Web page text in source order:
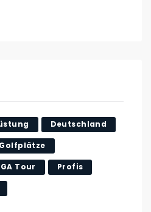
Deutschland
Golfplätze
Tour Profis